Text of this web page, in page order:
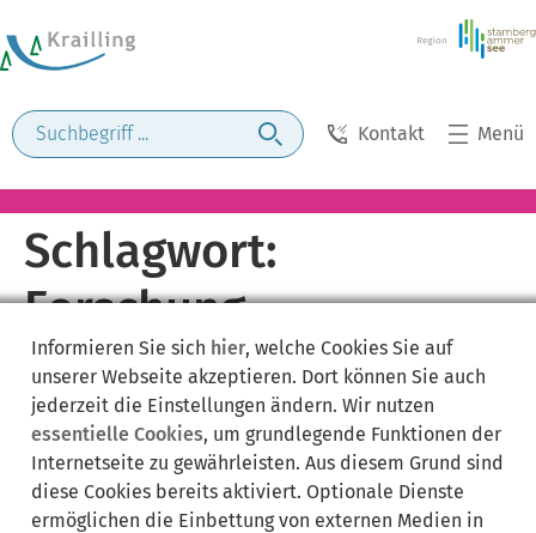
Kontakt Menü
Schlagwort:
Forschung,
Entwicklung,
Innovation (FuEuI)
Informieren Sie sich hier, welche Cookies Sie auf
unserer Webseite akzeptieren. Dort können Sie auch
jederzeit die Einstellungen ändern. Wir nutzen
essentielle Cookies, um grundlegende Funktionen der
Internetseite zu gewährleisten. Aus diesem Grund sind
diese Cookies bereits aktiviert. Optionale Dienste
ermöglichen die Einbettung von externen Medien in